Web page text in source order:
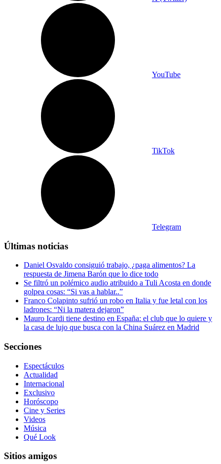
YouTube
TikTok
Telegram
Últimas noticias
Daniel Osvaldo consiguió trabajo, ¿paga alimentos? La
respuesta de Jimena Barón que lo dice todo
Se filtró un polémico audio atribuido a Tuli Acosta en donde
golpea cosas: “Si vas a hablar..”
Franco Colapinto sufrió un robo en Italia y fue letal con los
ladrones: “Ni la matera dejaron”
Mauro Icardi tiene destino en España: el club que lo quiere y
la casa de lujo que busca con la China Suárez en Madrid
Secciones
Espectáculos
Actualidad
Internacional
Exclusivo
Horóscopo
Cine y Series
Videos
Música
Qué Look
Sitios amigos